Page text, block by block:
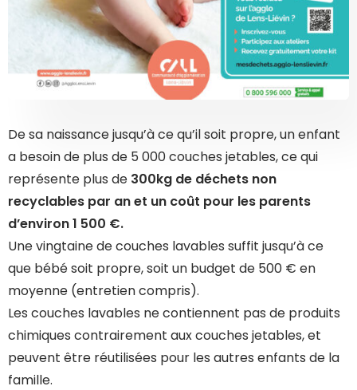
De sa naissance jusqu’à ce qu’il soit propre, un enfant
a besoin de plus de 5 000 couches jetables, ce qui
représente plus de 300kg de déchets non
recyclables par an et un coût pour les parents
d’environ 1 500 €.
Une vingtaine de couches lavables suffit jusqu’à ce
que bébé soit propre, soit un budget de 500 € en
moyenne (entretien compris).
Les couches lavables ne contiennent pas de produits
chimiques contrairement aux couches jetables, et
peuvent être réutilisées pour les autres enfants de la
famille.